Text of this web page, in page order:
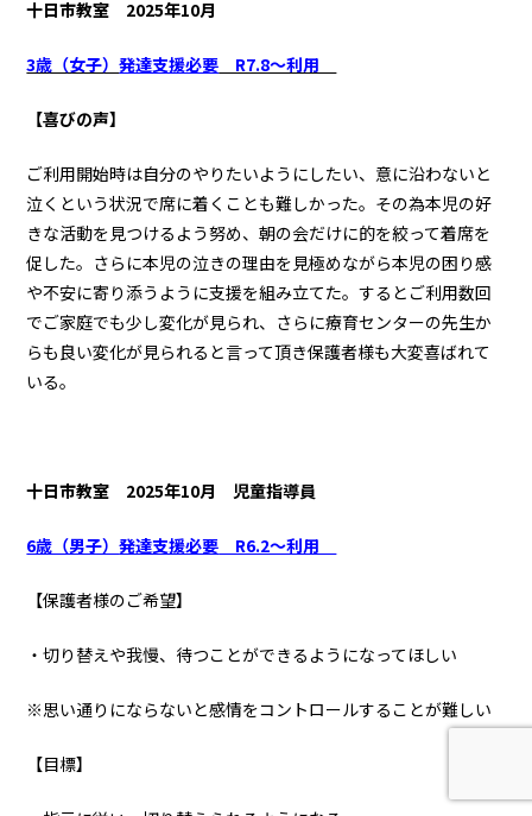
十日市教室 2025年10月
3歳（女子）発達支援必要 R7.8～利用
【喜びの声】
ご利用開始時は自分のやりたいようにしたい、意に沿わないと
泣くという状況で席に着くことも難しかった。その為本児の好
きな活動を見つけるよう努め、朝の会だけに的を絞って着席を
促した。さらに本児の泣きの理由を見極めながら本児の困り感
や不安に寄り添うように支援を組み立てた。するとご利用数回
でご家庭でも少し変化が見られ、さらに療育センターの先生か
らも良い変化が見られると言って頂き保護者様も大変喜ばれて
いる。
十日市教室 2025年10月 児童指導員
6歳（男子）発達支援必要 R6.2～利用
【保護者様のご希望】
・切り替えや我慢、待つことができるようになってほしい
※思い通りにならないと感情をコントロールすることが難しい
【目標】